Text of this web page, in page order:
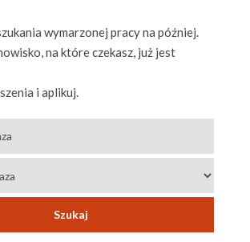
wymarzonej pracy na później.
na które czekasz, już jest
i aplikuj.